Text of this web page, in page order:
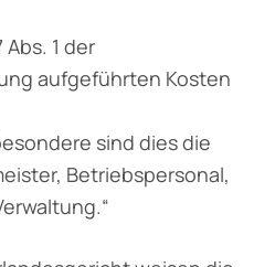
Abs. 1 der
aufgeführten Kosten
sind dies die
Betriebspersonal,